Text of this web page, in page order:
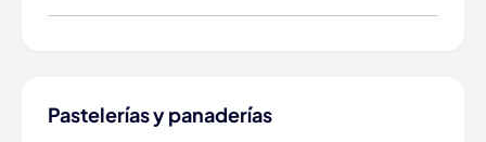
Pastelerías y panaderías